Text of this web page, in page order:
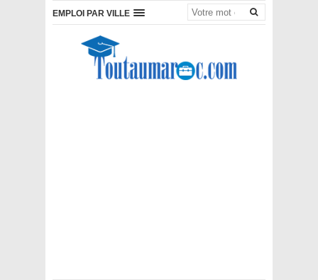
EMPLOI PAR VILLE